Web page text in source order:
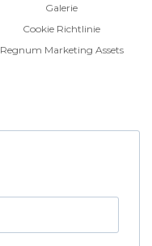
Galerie
Cookie Richtlinie
Regnum Marketing Assets